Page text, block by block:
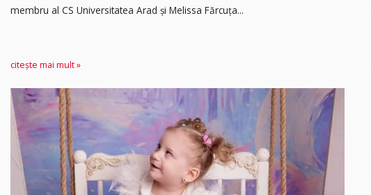
membru al CS Universitatea Arad și Melissa Fărcuța...
citește mai mult »